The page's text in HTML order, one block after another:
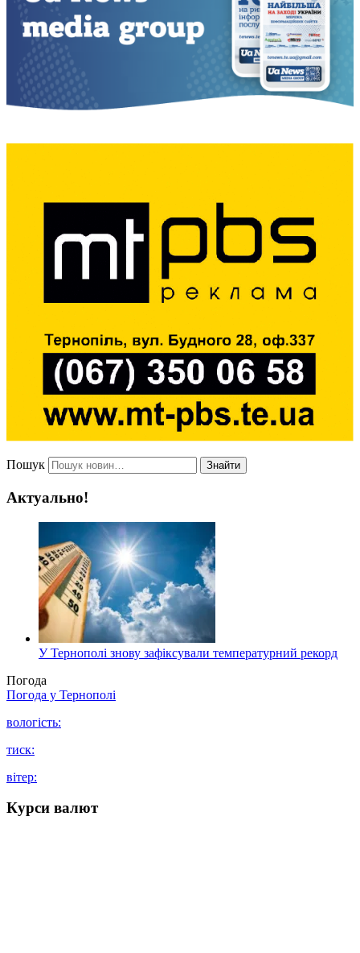
Пошук Знайти
Актуально!
У Тернополі знову зафіксували температурний рекорд
Погода
Погода у Тернополі
вологість:
тиск:
вітер:
Курси валют